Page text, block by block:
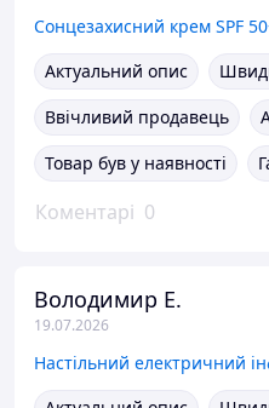
Актуальний опис
Ввічливий продавець
Товар був у наявності
Коментарі 0
Володимир Е.
19.07.2026